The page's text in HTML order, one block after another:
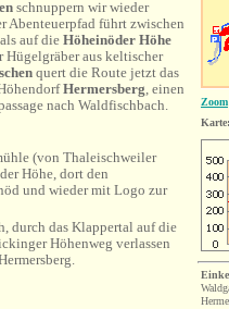
schnuppern wir wieder
Abenteuerpfad führt zwischen
auf die Höheinöder Höhe
Hügelgräber aus keltischer
quert die Route jetzt das
Hermersberg, einen
nach Waldfischbach.
(von Thaleischweiler
Höhe, dort den
und wieder mit Logo zur
durch das Klappertal auf die
Höhenweg verlassen
Zoom
Karte: